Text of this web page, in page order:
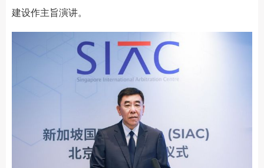
建设作主旨演讲。